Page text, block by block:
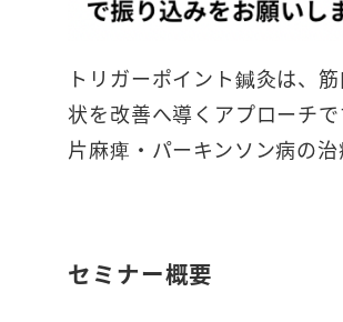
トリガーポイント鍼灸は、
状を改善へ導くアプローチ
片麻痺・パーキンソン病の
セミナー概要